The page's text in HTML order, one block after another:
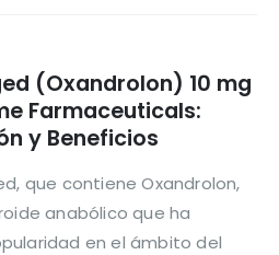
(Oxandrolon) 10 mg
Farmaceuticals:
y Beneficios
que contiene Oxandrolon,
anabólico que ha
en el ámbito del